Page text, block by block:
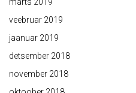
veebruar 2019
jaanuar 2019
detsember 2018
november 2018